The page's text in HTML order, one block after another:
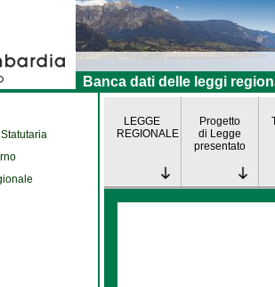
Banca dati delle leggi
LEGGE
REGIONALE
Progetto
di Legge
presentato